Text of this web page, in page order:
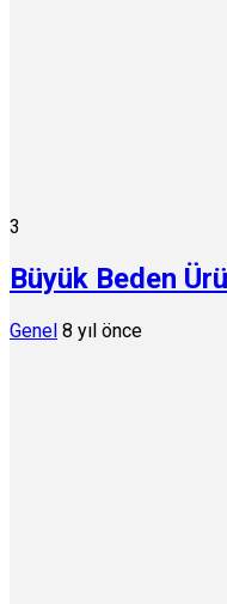
3
Büyük Beden
Genel 8 yıl önce